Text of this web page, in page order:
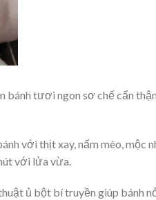
bánh tươi ngon sơ chế cẩn
với thịt xay, nấm mèo, mộc
với lửa vừa.
ủ bột bí truyền giúp bánh